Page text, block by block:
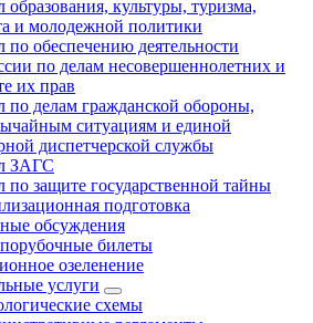
образования, культуры, туризма,
и молодежной политики
по обеспечению деятельности
по делам несовершеннолетних и
их прав
по делам гражданской обороны,
ситуациям и единой
диспетчерской службы
ЗАГС
по защите государственной тайны
подготовка
обсуждения
билеты
озеленение
услуги
схемы